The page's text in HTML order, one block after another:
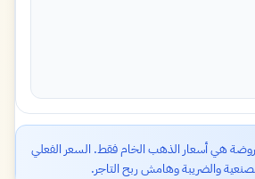
هي أسعار الذهب الخام فقط. السعر الفعلي
والضريبة وهامش ربح التاجر.